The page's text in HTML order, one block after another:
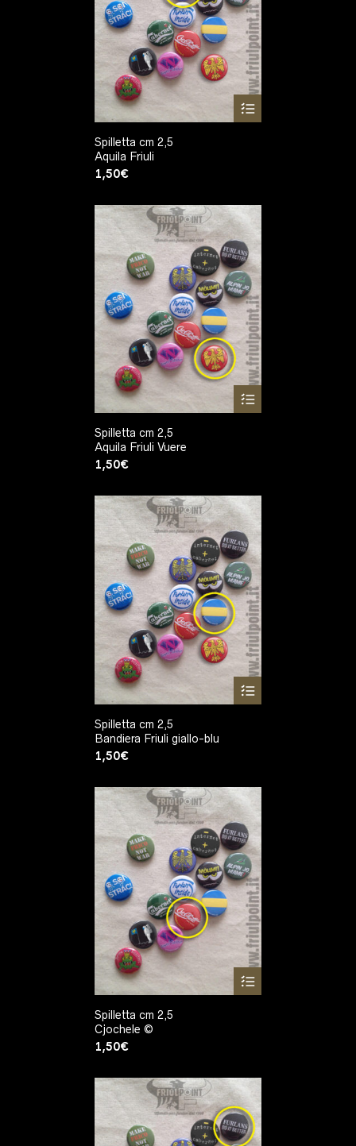
Spilletta cm 2,5
Aquila Friuli
1,50€
Spilletta cm 2,5
Aquila Friuli Vuere
1,50€
Spilletta cm 2,5
Bandiera Friuli giallo-blu
1,50€
Spilletta cm 2,5
Cjochele ©
1,50€